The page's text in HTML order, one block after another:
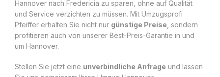
Hannover nach Fredericia zu sparen, ohne auf Qualität
und Service verzichten zu müssen. Mit Umzugsprofi
Pfeiffer erhalten Sie nicht nur günstige Preise , sondern
profitieren auch von unserer Best-Preis-Garantie in und
um Hannover.
Stellen Sie jetzt eine unverbindliche Anfrage und lassen